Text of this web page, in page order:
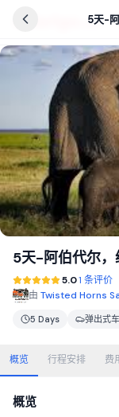
5天-
5天-阿伯代尔，
5.01 条评价
由 Twisted Horns
5 Days 弹出式
概览 行程安排 费
概览